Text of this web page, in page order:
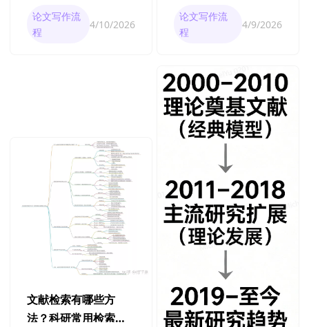
论文写作流
程
4/10/2026
论文写作流
程
4/9/2026
文献检索有哪些方
法？科研常用检索策